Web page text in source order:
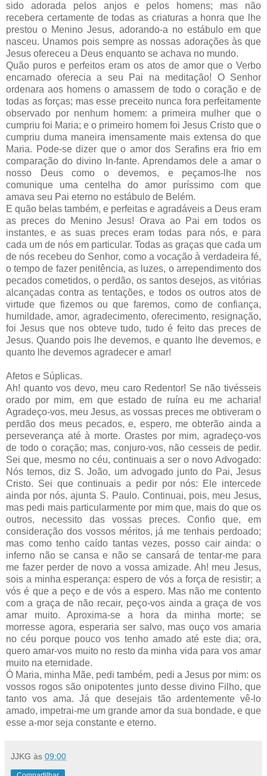
sido adorada pelos anjos e pelos homens; mas não
recebera certamente de todas as criaturas a honra que lhe
prestou o Menino Jesus, adorando-a no estábulo em que
nasceu. Unamos pois sempre as nossas adorações às que
Jesus ofereceu a Deus enquanto se achava no mundo.
Quão puros e perfeitos eram os atos de amor que o Verbo
encarnado oferecia a seu Pai na meditação! O Senhor
ordenara aos homens o amassem de todo o coração e de
todas as forças; mas esse preceito nunca fora perfeitamente
observado por nenhum homem: a primeira mulher que o
cumpriu foi Maria; e o primeiro homem foi Jesus Cristo que o
cumpriu duma maneira imensamente mais extensa do que
Maria. Pode-se dizer que o amor dos Serafins era frio em
comparação do divino In-fante. Aprendamos dele a amar o
nosso Deus como o devemos, e peçamos-lhe nos
comunique uma centelha do amor puríssimo com que
amava seu Pai eterno no estábulo de Belém.
E quão belas também, e perfeitas e agradáveis a Deus eram
as preces do Menino Jesus! Orava ao Pai em todos os
instantes, e as suas preces eram todas para nós, e para
cada um de nós em particular. Todas as graças que cada um
de nós recebeu do Senhor, como a vocação à verdadeira fé,
o tempo de fazer penitência, as luzes, o arrependimento dos
pecados cometidos, o perdão, os santos desejos, as vitórias
alcançadas contra as tentações, e todos os outros atos de
virtude que fizemos ou que faremos, como de confiança,
humildade, amor, agradecimento, oferecimento, resignação,
foi Jesus que nos obteve tudo, tudo é feito das preces de
Jesus. Quando pois lhe devemos, e quanto lhe devemos, e
quanto lhe devemos agradecer e amar!
Afetos e Súplicas.
Ah! quanto vos devo, meu caro Redentor! Se não tivésseis
orado por mim, em que estado de ruína eu me acharia!
Agradeço-vos, meu Jesus, as vossas preces me obtiveram o
perdão dos meus pecados, e, espero, me obterão ainda a
perseverança até à morte. Orastes por mim, agradeço-vos
de todo o coração; mas, conjuro-vos, não cesseis de pedir.
Sei que, mesmo no céu, continuais a ser o novo Advogado:
Nós temos, diz S. João, um advogado junto do Pai, Jesus
Cristo. Sei que continuais a pedir por nós: Ele intercede
ainda por nós, ajunta S. Paulo. Continuai, pois, meu Jesus,
mas pedi mais particularmente por mim que, mais do que os
outros, necessito das vossas preces. Confio que, em
consideração dos vossos méritos, já me tenhais perdoado;
mas como tenho caído tantas vezes, posso cair ainda: o
inferno não se cansa e não se cansará de tentar-me para
me fazer perder de novo a vossa amizade. Ah! meu Jesus,
sois a minha esperança: espero de vós a força de resistir; a
vós é que a peço e de vós a espero. Mas não me contento
com a graça de não recair, peço-vos ainda a graça de vos
amar muito. Aproxima-se a hora da minha morte; se
morresse agora, esperaria ser salvo, mas ouço vos amaria
no céu porque pouco vos tenho amado até este dia; ora,
quero amar-vos muito no resto da minha vida para vos amar
muito na eternidade.
Ó Maria, minha Mãe, pedi também, pedi a Jesus por mim: os
vossos rogos são onipotentes junto desse divino Filho, que
tanto vos ama. Já que desejais tão ardentemente vê-lo
amado, impetrai-me um grande amor da sua bondade, e que
esse a-mor seja constante e eterno.
JJKG às 09:00